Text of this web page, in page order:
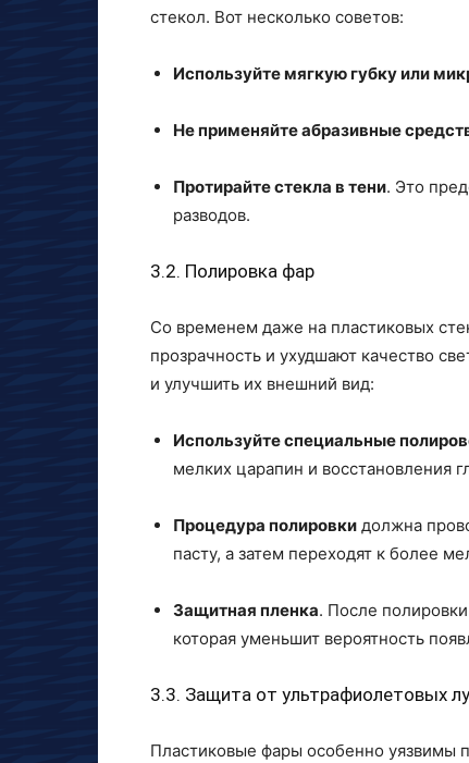
стекол. Вот несколько советов:
Используйте мягкую губку или
Не применяйте абразивные
Протирайте стекла в тени. Это
разводов.
3.2. Полировка фар
Со временем даже на пластиковых
прозрачность и ухудшают качество
и улучшить их внешний вид:
Используйте специальные
мелких царапин и восстановления
Процедура полировки должна
пасту, а затем переходят к более
Защитная пленка. После
которая уменьшит вероятность
3.3. Защита от ультрафиолетовых
Пластиковые фары особенно уязвимы